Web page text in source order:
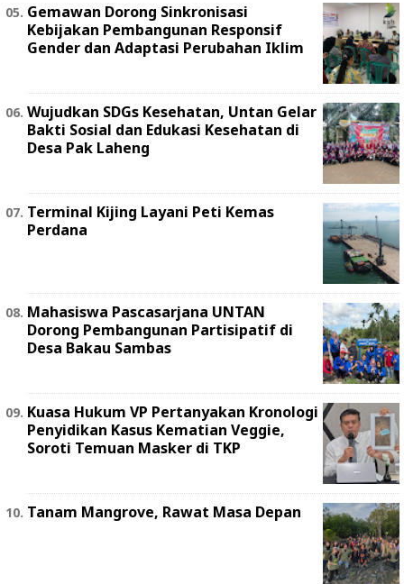
Gemawan Dorong Sinkronisasi
Kebijakan Pembangunan Responsif
Gender dan Adaptasi Perubahan Iklim
Wujudkan SDGs Kesehatan, Untan Gelar
Bakti Sosial dan Edukasi Kesehatan di
Desa Pak Laheng
Terminal Kijing Layani Peti Kemas
Perdana
Mahasiswa Pascasarjana UNTAN
Dorong Pembangunan Partisipatif di
Desa Bakau Sambas
Kuasa Hukum VP Pertanyakan Kronologi
Penyidikan Kasus Kematian Veggie,
Soroti Temuan Masker di TKP
Tanam Mangrove, Rawat Masa Depan